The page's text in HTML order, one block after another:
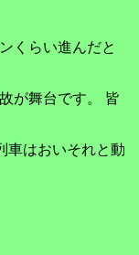
くらい進んだと
が舞台です。 皆
車はおいそれと動